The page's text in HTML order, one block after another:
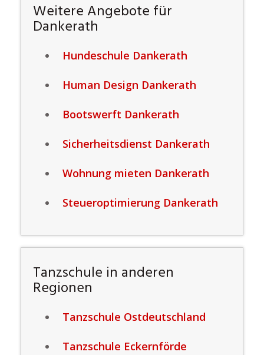
Weitere Angebote für
Dankerath
Hundeschule Dankerath
Human Design Dankerath
Bootswerft Dankerath
Sicherheitsdienst Dankerath
Wohnung mieten Dankerath
Steueroptimierung Dankerath
Tanzschule in anderen
Regionen
Tanzschule Ostdeutschland
Tanzschule Eckernförde